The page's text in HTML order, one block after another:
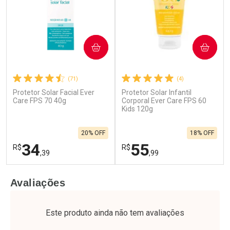
(71)
Protetor Solar Facial Ever
Care FPS 70 40g
R$34,39
20% OFF
COMPRAR
Laboratório
Por Menos
(4)
Protetor Solar Infantil
Corporal Ever Care FPS 60
Kids 120g
R$55,99
18% OFF
COMPRAR
Laboratório
Por Menos
Avaliações
Este produto ainda não tem avaliações